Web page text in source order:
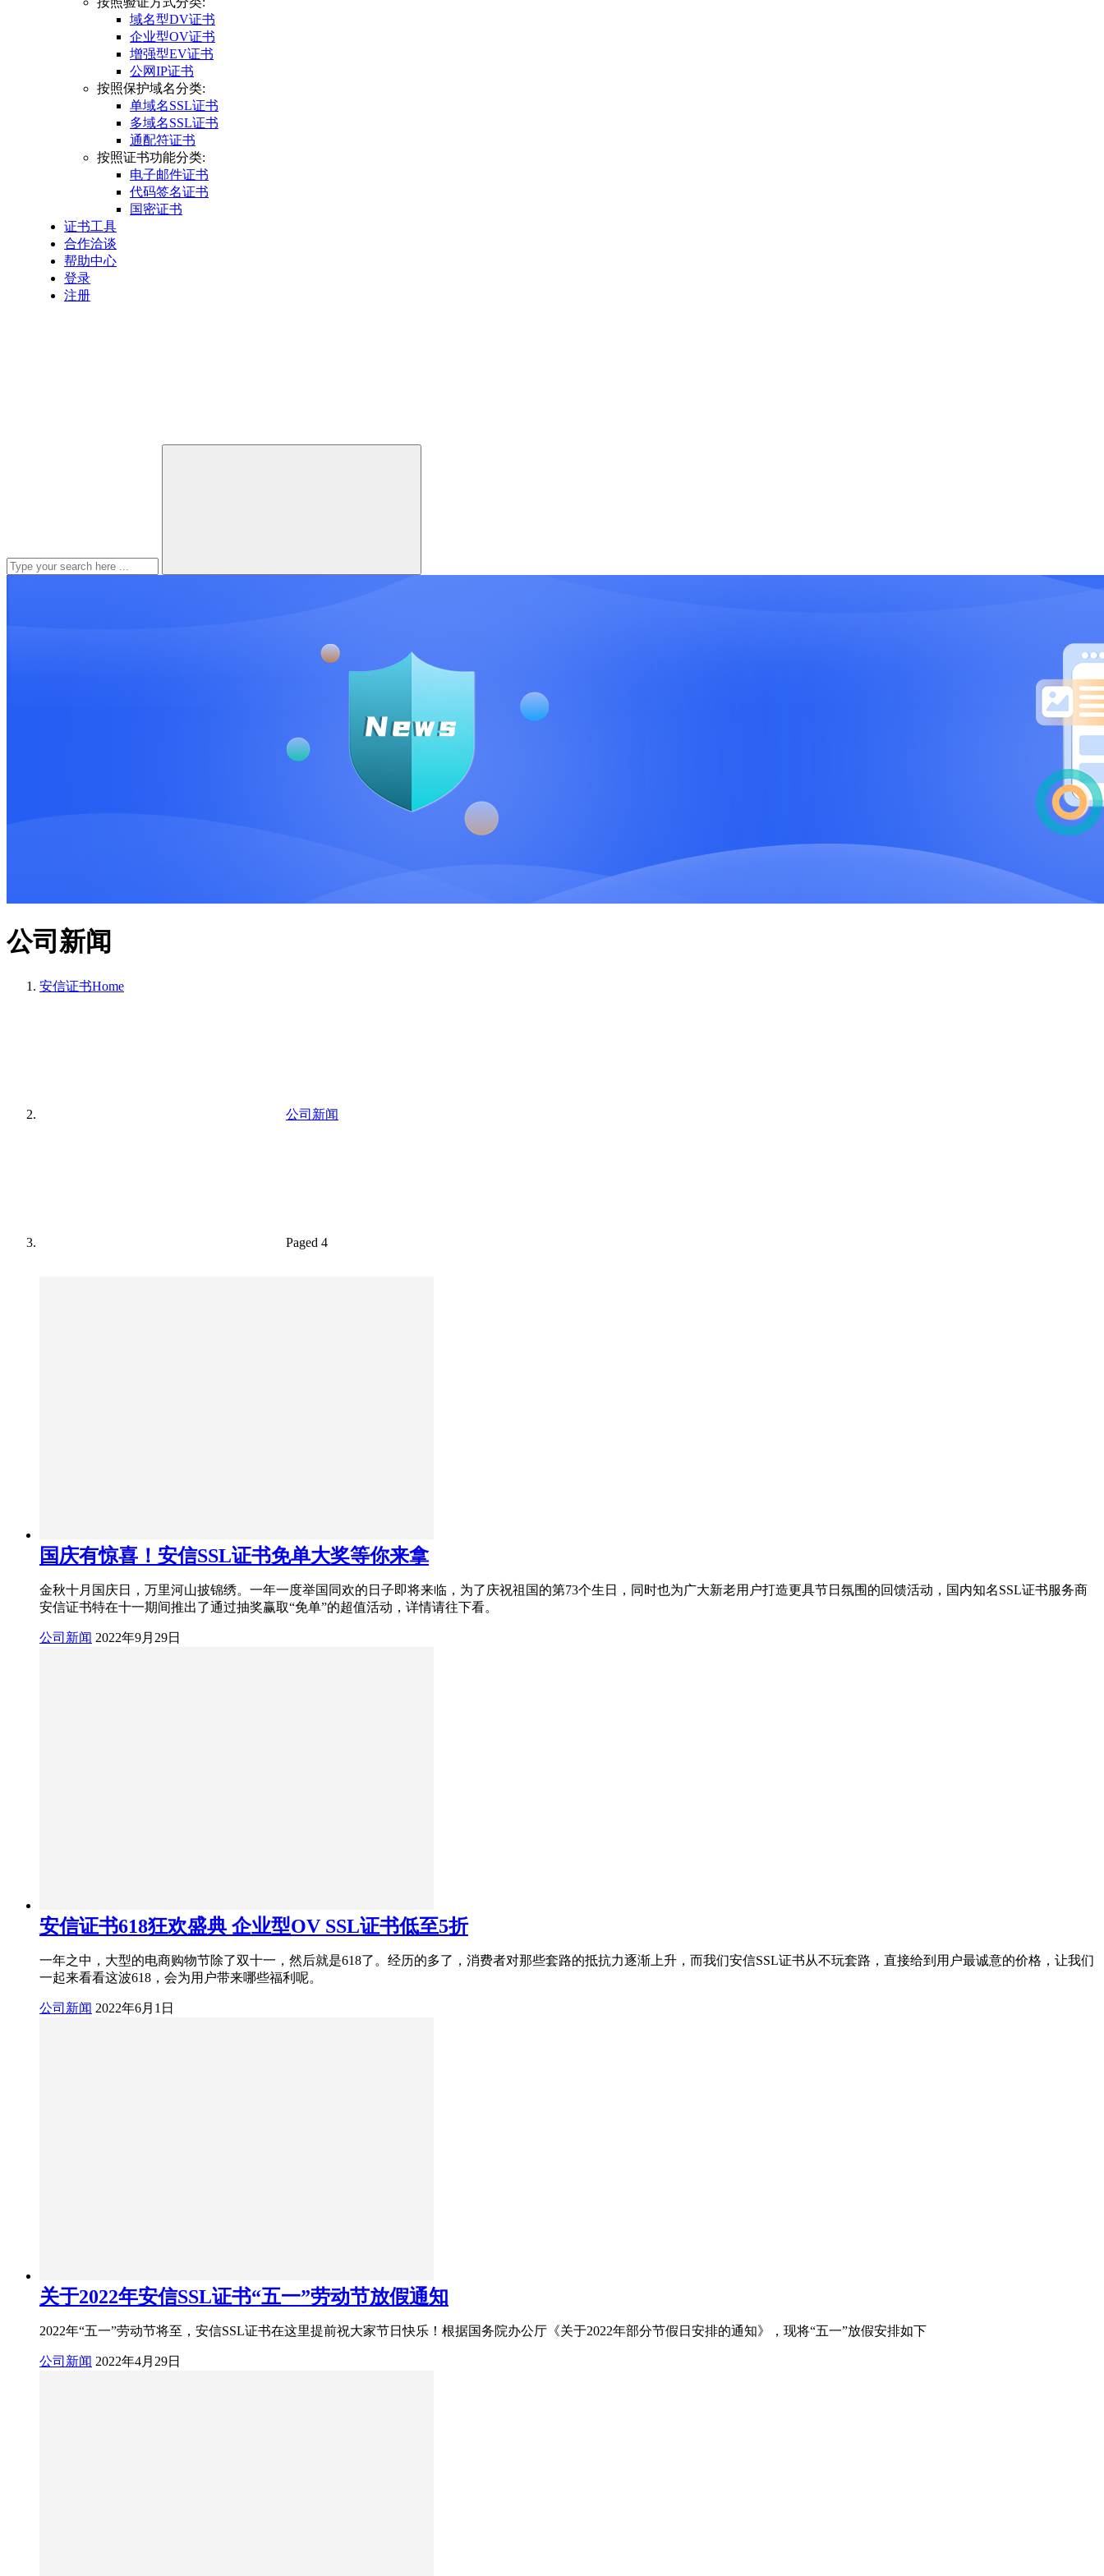
域名型DV证书
企业型OV证书
增强型EV证书
公网IP证书
按照保护域名分类:
单域名SSL证书
多域名SSL证书
通配符证书
按照证书功能分类:
电子邮件证书
代码签名证书
国密证书
证书工具
合作洽谈
帮助中心
登录
注册
公司新闻
安信证书Home
公司新闻
Paged 4
国庆有惊喜！安信SSL证书免单大奖等你来拿
金秋十月国庆日，万里河山披锦绣。一年一度举国同欢的日子即将来临，为了庆祝祖国的第73个生日，同时也为广大新老用户打造更具节日氛围的回馈活动，国内知名SSL证书服务商
安信证书特在十一期间推出了通过抽奖赢取“免单”的超值活动，详情请往下看。
公司新闻 2022年9月29日
安信证书618狂欢盛典 企业型OV SSL证书低至5折
一年之中，大型的电商购物节除了双十一，然后就是618了。经历的多了，消费者对那些套路的抵抗力逐渐上升，而我们安信SSL证书从不玩套路，直接给到用户最诚意的价格，让我们
一起来看看这波618，会为用户带来哪些福利呢。
公司新闻 2022年6月1日
关于2022年安信SSL证书“五一”劳动节放假通知
2022年“五一”劳动节将至，安信SSL证书在这里提前祝大家节日快乐！根据国务院办公厅《关于2022年部分节假日安排的通知》，现将“五一”放假安排如下
公司新闻 2022年4月29日